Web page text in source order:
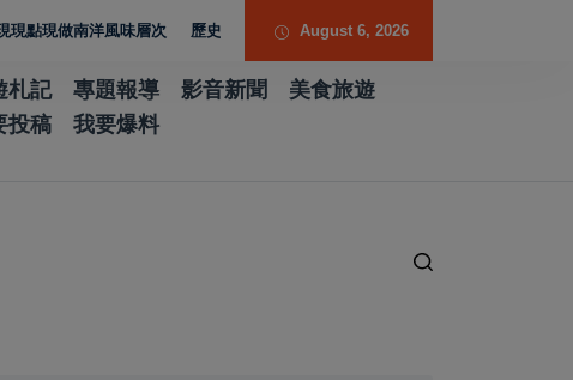
洋風味層次 歷史厚度 光影流動 胡焱榮用「石說新語」重構當代翡翠
August 6, 2026
札記 專題報導 影音新聞
美食旅遊
投稿 我要爆料